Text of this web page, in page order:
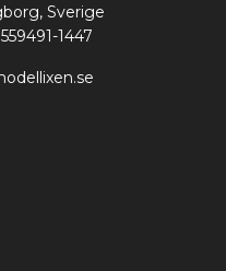
Sverige
1447